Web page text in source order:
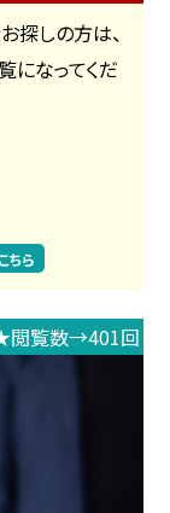
探しの方は、
になってくだ
ちら
覧数→401回